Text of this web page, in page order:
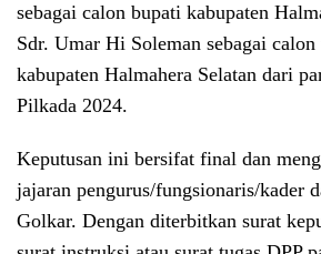
sebagai calon bupati kabupaten
Sdr. Umar Hi Soleman sebagai
kabupaten Halmahera Selatan dari
Pilkada 2024.
Keputusan ini bersifat final dan
jajaran pengurus/fungsionaris/kader
Golkar. Dengan diterbitkan surat